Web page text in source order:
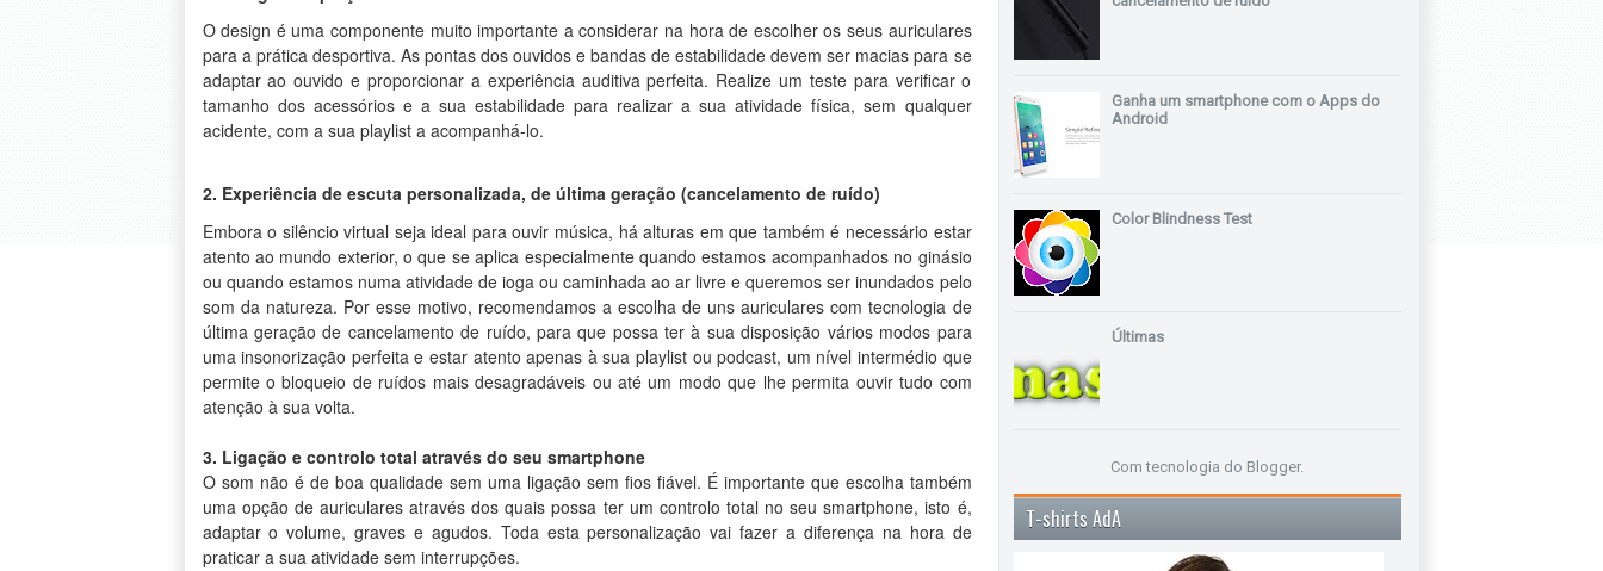
O design é uma componente muito importante a considerar na hora de escolher os seus auriculares
para a prática desportiva. As pontas dos ouvidos e bandas de estabilidade devem ser macias para se
adaptar ao ouvido e proporcionar a experiência auditiva perfeita. Realize um teste para verificar o
tamanho dos acessórios e a sua estabilidade para realizar a sua atividade física, sem qualquer
acidente, com a sua playlist a acompanhá-lo.
2. Experiência de escuta personalizada, de última geração (cancelamento de ruído)
Embora o silêncio virtual seja ideal para ouvir música, há alturas em que também é necessário estar
atento ao mundo exterior, o que se aplica especialmente quando estamos acompanhados no ginásio
ou quando estamos numa atividade de ioga ou caminhada ao ar livre e queremos ser inundados pelo
som da natureza. Por esse motivo, recomendamos a escolha de uns auriculares com tecnologia de
última geração de cancelamento de ruído, para que possa ter à sua disposição vários modos para
uma insonorização perfeita e estar atento apenas à sua playlist ou podcast, um nível intermédio que
permite o bloqueio de ruídos mais desagradáveis ou até um modo que lhe permita ouvir tudo com
atenção à sua volta.
3. Ligação e controlo total através do seu smartphone
O som não é de boa qualidade sem uma ligação sem fios fiável. É importante que escolha também
uma opção de auriculares através dos quais possa ter um controlo total no seu smartphone, isto é,
adaptar o volume, graves e agudos. Toda esta personalização vai fazer a diferença na hora de
praticar a sua atividade sem interrupções.
Ganha um smartphone com o Apps do
Android
Color Blindness Test
Últimas
Com tecnologia do Blogger.
T-shirts AdA